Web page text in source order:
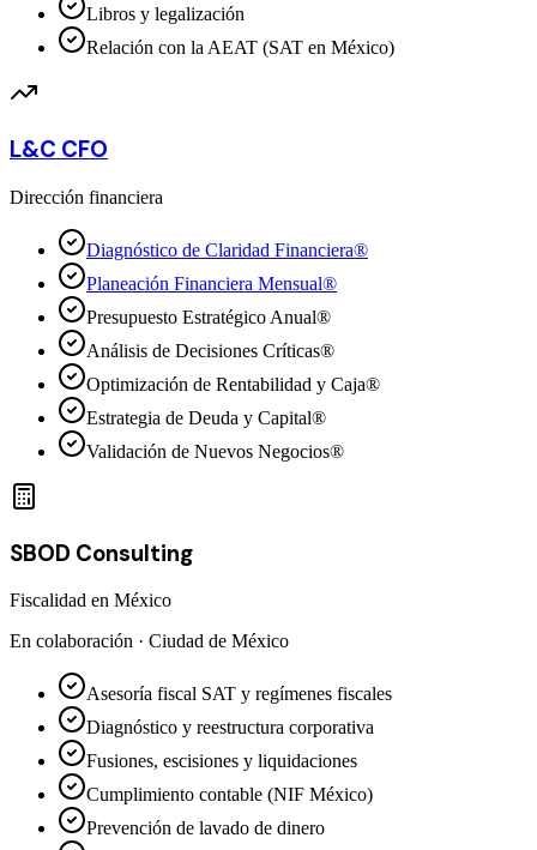
Libros y legalización
Relación con la AEAT (SAT en México)
L&C CFO
Dirección financiera
Diagnóstico de Claridad Financiera®
Planeación Financiera Mensual®
Presupuesto Estratégico Anual®
Análisis de Decisiones Críticas®
Optimización de Rentabilidad y Caja®
Estrategia de Deuda y Capital®
Validación de Nuevos Negocios®
SBOD Consulting
Fiscalidad en México
En colaboración · Ciudad de México
Asesoría fiscal SAT y regímenes fiscales
Diagnóstico y reestructura corporativa
Fusiones, escisiones y liquidaciones
Cumplimiento contable (NIF México)
Prevención de lavado de dinero